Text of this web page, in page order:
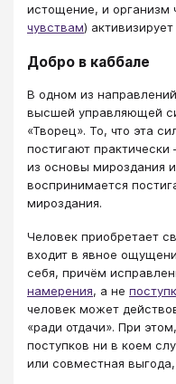
истощение, и организм
чувствам)
Добро в каббале
В одном из
высшей управляющей
«Творец». То, что эта
постигают
из основы мироздания
воспринимается
мироздания.
Человек приобретает
входит в явное
себя, причём
намерения, а не
человек может
«ради отдачи». При
поступков ни в коем
или совместная выгода,